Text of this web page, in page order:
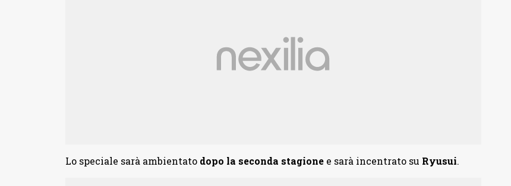
Lo speciale sarà ambientato dopo la seconda stagionee sarà incentrato su Ryusui.